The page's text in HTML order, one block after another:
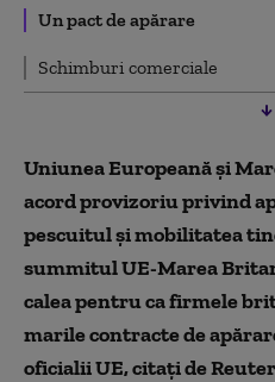
Un pact de apărare
Schimburi comerciale
Uniunea Europeană și
acord provizoriu privind
pescuitul și mobilitatea
summitul UE-Marea
calea pentru ca firmele
marile contracte de
oficialii UE, citați de